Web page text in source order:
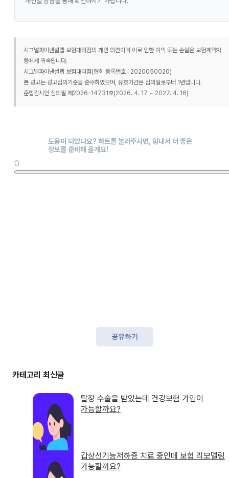
시그널파이낸셜랩 보험대리점의 개인 의견이며 이로 인한 이익 또는 손실은 보험계약자
등에게 귀속됩니다.
시그널파이낸셜랩 보험대리점(협회 등록번호 : 2020050020)
본 광고는 광고심의기준을 준수하였으며, 유효기간은 심의일로부터 1년입니다.
준법감시인 심의필 제2026-14731호(2026. 4. 17 ~ 2027. 4. 16)
0
공유하기
탈장 수술을 받았는데 건강보험 가입이
가능할까요?
갑상선기능저하증 치료 중인데 보험 리모델링
가능할까요?